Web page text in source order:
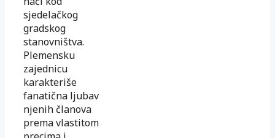
sjedelačkog
gradskog
stanovništva.
Plemensku
zajednicu
karakteriše
fanatična ljubav
njenih članova
prema vlastitom